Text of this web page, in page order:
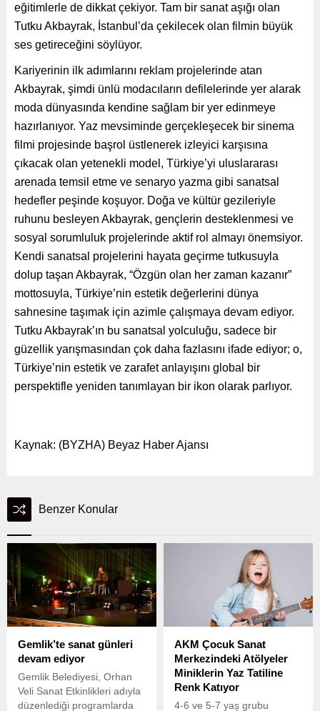
eğitimlerle de dikkat çekiyor. Tam bir sanat aşığı olan
Tutku Akbayrak, İstanbul’da çekilecek olan filmin büyük
ses getireceğini söylüyor.
Kariyerinin ilk adımlarını reklam projelerinde atan
Akbayrak, şimdi ünlü modacıların defilelerinde yer alarak
moda dünyasında kendine sağlam bir yer edinmeye
hazırlanıyor. Yaz mevsiminde gerçekleşecek bir sinema
filmi projesinde başrol üstlenerek izleyici karşısına
çıkacak olan yetenekli model, Türkiye’yi uluslararası
arenada temsil etme ve senaryo yazma gibi sanatsal
hedefler peşinde koşuyor. Doğa ve kültür gezileriyle
ruhunu besleyen Akbayrak, gençlerin desteklenmesi ve
sosyal sorumluluk projelerinde aktif rol almayı önemsiyor.
Kendi sanatsal projelerini hayata geçirme tutkusuyla
dolup taşan Akbayrak, “Özgün olan her zaman kazanır”
mottosuyla, Türkiye’nin estetik değerlerini dünya
sahnesine taşımak için azimle çalışmaya devam ediyor.
Tutku Akbayrak’ın bu sanatsal yolculuğu, sadece bir
güzellik yarışmasından çok daha fazlasını ifade ediyor; o,
Türkiye’nin estetik ve zarafet anlayışını global bir
perspektifle yeniden tanımlayan bir ikon olarak parlıyor.
Kaynak: (BYZHA) Beyaz Haber Ajansı
Benzer Konular
Gemlik’te sanat günleri
devam ediyor
Gemlik Belediyesi, Orhan
Veli Sanat Etkinlikleri adıyla
düzenlediği programlarda
AKM Çocuk Sanat
Merkezindeki Atölyeler
Miniklerin Yaz Tatiline
Renk Katıyor
4-6 ve 5-7 yaş grubu